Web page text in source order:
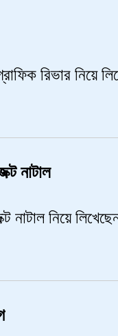
রিভার নিয়ে
নাটাল
নাটাল নিয়ে